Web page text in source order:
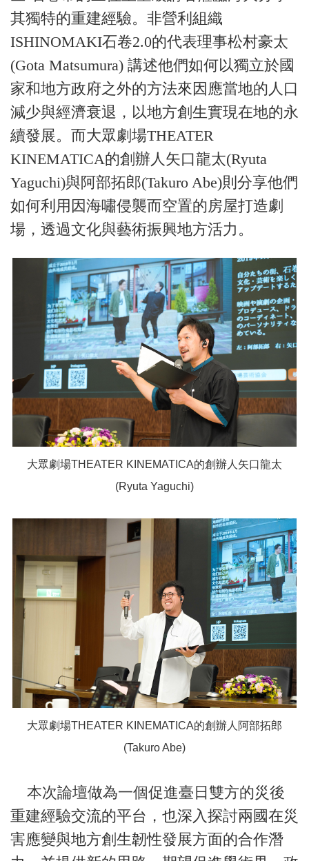
其獨特的重建經驗。非營利組織
ISHINOMAKI石卷2.0的代表理事松村豪太
(Gota Matsumura) 講述他們如何以獨立於國
家和地方政府之外的方法來因應當地的人口
減少與經濟衰退，以地方創生實現在地的永
續發展。而大眾劇場THEATER
KINEMATICA的創辦人矢口龍太(Ryuta
Yaguchi)與阿部拓郎(Takuro Abe)則分享他們
如何利用因海嘯侵襲而空置的房屋打造劇
場，透過文化與藝術振興地方活力。
大眾劇場THEATER KINEMATICA的創辦人矢口龍太
(Ryuta Yaguchi)
大眾劇場THEATER KINEMATICA的創辦人阿部拓郎
(Takuro Abe)
本次論壇做為一個促進臺日雙方的災後
重建經驗交流的平台，也深入探討兩國在災
害應變與地方創生韌性發展方面的合作潛